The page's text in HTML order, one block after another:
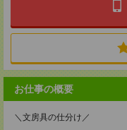
お仕事の概要
＼文房具の仕分け／